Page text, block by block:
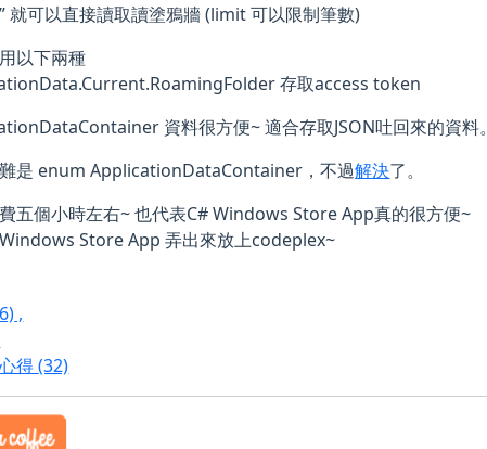
就可以直接讀取讀塗鴉牆 (limit 可以限制筆數)
以下兩種
存取access token
資料很方便~ 適合存取JSON吐回來的資料。
是 enum ApplicationDataContainer，不過解決了。
五個小時左右~ 也代表C# Windows Store App真的很方便~
Store App 弄出來放上codeplex~
,
得(32)